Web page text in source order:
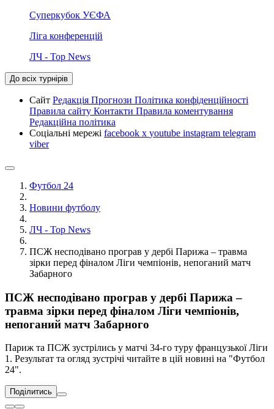
Суперкубок УЄФА
Ліга конференцій
ЛЧ - Top News
До всіх турнірів
Сайт Редакція Прогнози Політика конфіденційності
Правила сайту Контакти Правила коментування
Редакційна політика
Соціальні мережі facebook x youtube instagram telegram
viber
Футбол 24
Новини футболу
ЛЧ - Top News
ПСЖ несподівано програв у дербі Парижа – травма
зірки перед фіналом Ліги чемпіонів, непоганий матч
Забарного
ПСЖ несподівано програв у дербі Парижа –
травма зірки перед фіналом Ліги чемпіонів,
непоганий матч Забарного
Париж та ПСЖ зустрілись у матчі 34-го туру французької Ліги
1. Результат та огляд зустрічі читайте в цій новині на "Футбол
24".
Поділитись